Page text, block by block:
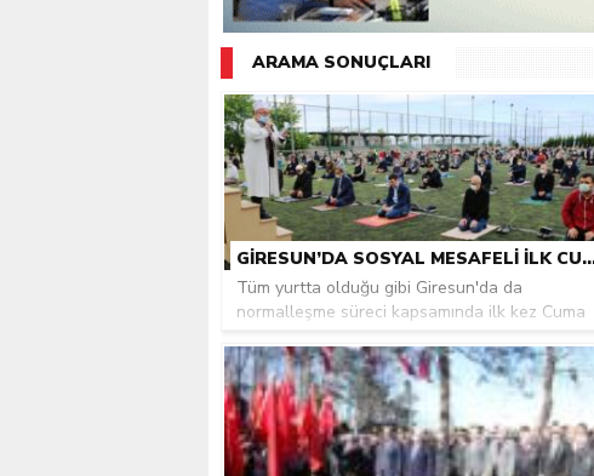
ARAMA SONUÇLARI
GIRESUN’DA SOSYAL
Tüm yurtta olduğu gibi Giresun'da da
normalleşme süreci kapsamında ilk kez Cuma